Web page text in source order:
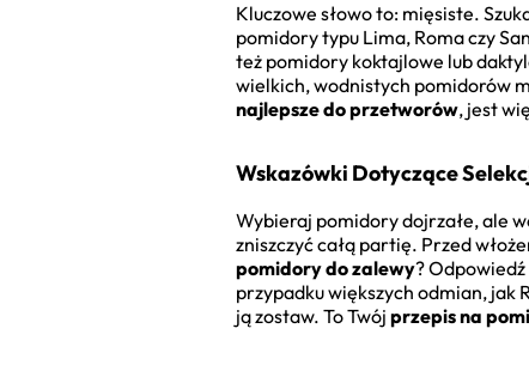
Kluczowe słowo to: mięsiste.
pomidory typu Lima, Roma czy
też pomidory koktajlowe lub
wielkich, wodnistych pomidorów
najlepsze do przetworów, jest
Wskazówki Dotyczące
Wybieraj pomidory dojrzałe, ale
zniszczyć całą partię. Przed
pomidory do zalewy?
przypadku większych odmian, jak
ją zostaw. To Twój przepis na